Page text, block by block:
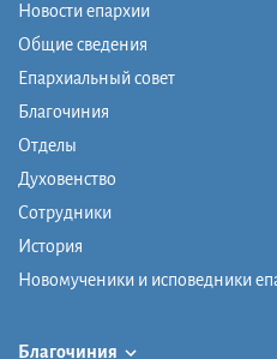
Новости епархии
Общие сведения
Епархиальный совет
Благочиния
Отделы
Духовенство
Сотрудники
История
Новомученики и исповедники
Благочиния